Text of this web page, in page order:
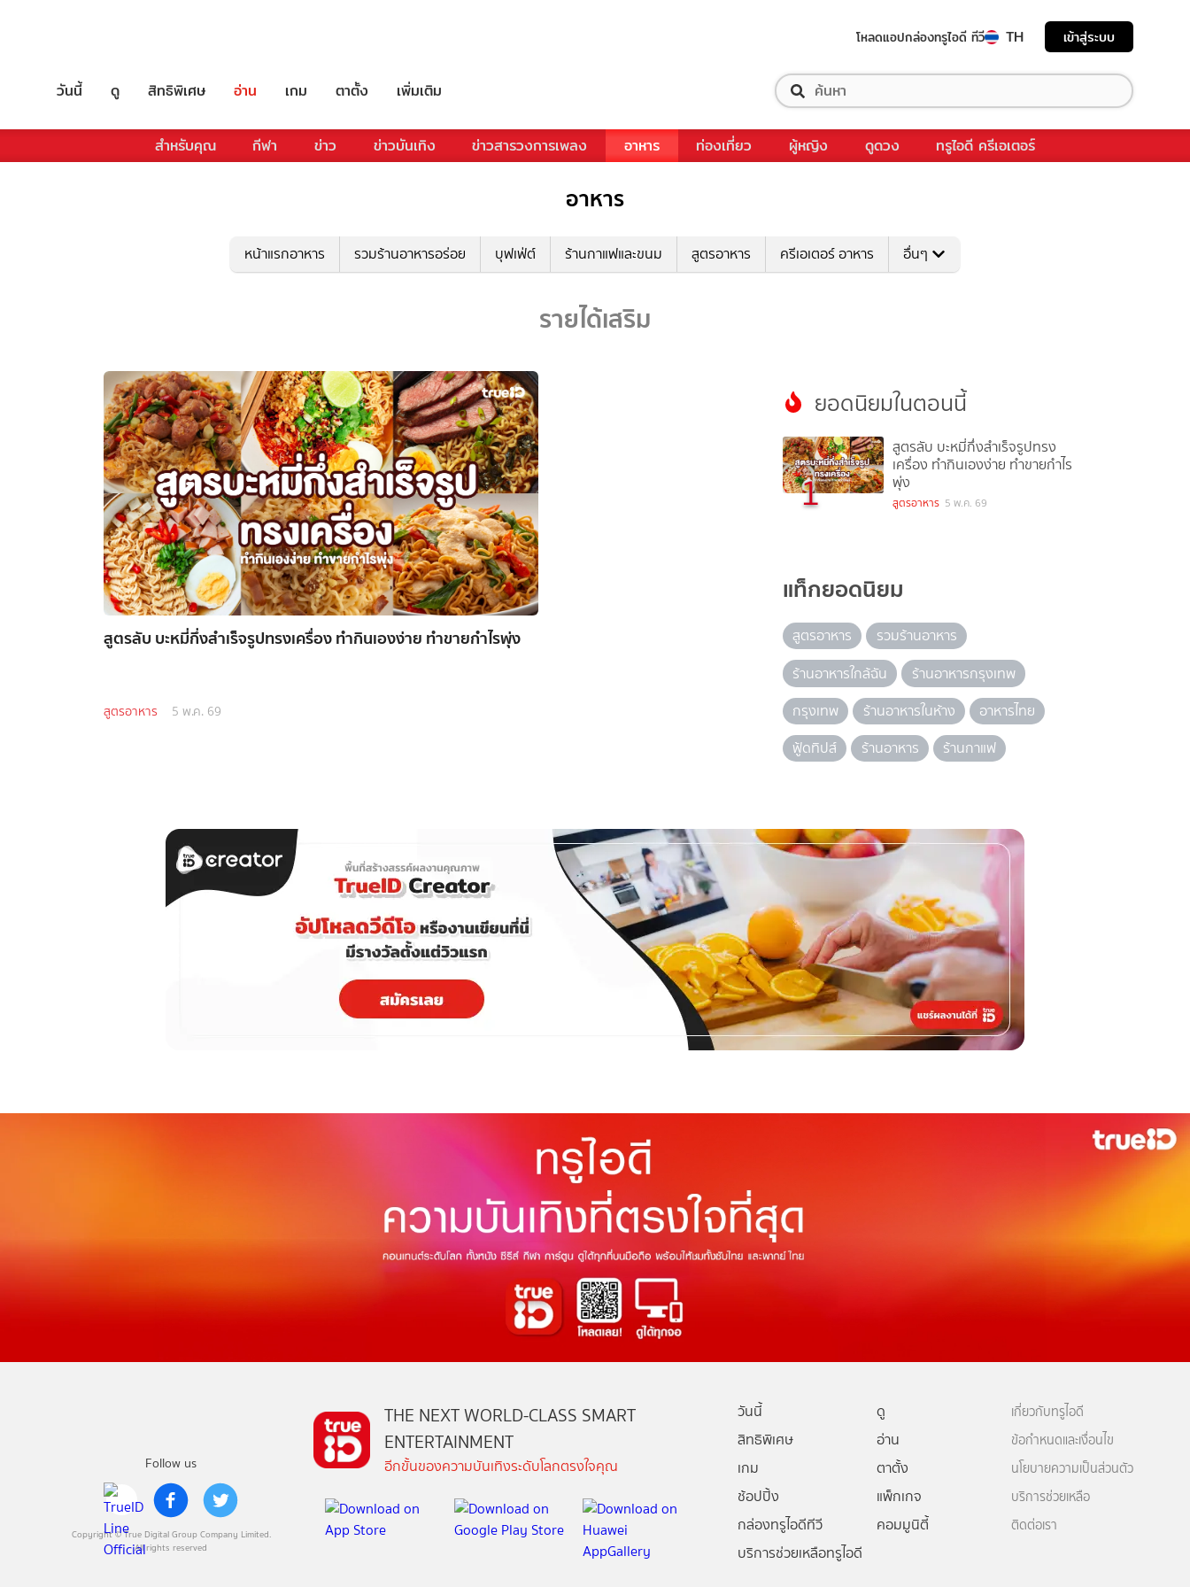
โหลดแอปกล่องทรูไอดี ทีวี TH เข้าสู่ระบบ
วันนี้ ดู สิทธิพิเศษ อ่าน เกม ตาตั้ง เพิ่มเติม
สำหรับคุณ กีฬา ข่าว ข่าวบันเทิง ข่าวสารวงการเพลง อาหาร ท่องเที่ยว ผู้หญิง ดูดวง ทรูไอดี ครีเอเตอร์
อาหาร
หน้าแรกอาหาร รวมร้านอาหารอร่อย บุฟเฟ่ต์ ร้านกาแฟและขนม สูตรอาหาร ครีเอเตอร์ อาหาร อื่นๆ
รายได้เสริม
สูตรลับ บะหมี่กึ่งสำเร็จรูปทรงเครื่อง ทำกินเองง่าย ทำขายกำไรพุ่ง
สูตรอาหาร 5 พ.ค. 69
ยอดนิยมในตอนนี้
1
สูตรลับ บะหมี่กึ่งสำเร็จรูปทรง
เครื่อง ทำกินเองง่าย ทำขายกำไร
พุ่ง
สูตรอาหาร 5 พ.ค. 69
แท็กยอดนิยม
สูตรอาหาร
รวมร้านอาหาร
ร้านอาหารใกล้ฉัน
ร้านอาหารกรุงเทพ
กรุงเทพ
ร้านอาหารในห้าง
อาหารไทย
ฟู้ดทิปส์
ร้านอาหาร ร้านกาแฟ
Follow us
Copyright © True Digital Group Company Limited.
All rights reserved
THE NEXT WORLD-CLASS SMART
ENTERTAINMENT
อีกขั้นของความบันเทิงระดับโลกตรงใจคุณ
วันนี้
ดู
สิทธิพิเศษ
อ่าน
เกม
ตาตั้ง
ช้อปปิ้ง
แพ็กเกจ
กล่องทรูไอดีทีวี
คอมมูนิตี้
บริการช่วยเหลือทรูไอดี
เกี่ยวกับทรูไอดี
ข้อกำหนดและเงื่อนไข
นโยบายความเป็นส่วนตัว
บริการช่วยเหลือ
ติดต่อเรา